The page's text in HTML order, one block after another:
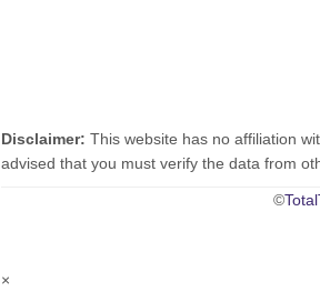
Disclaimer: This website has no affiliation
advised that you must verify the data from
©
×